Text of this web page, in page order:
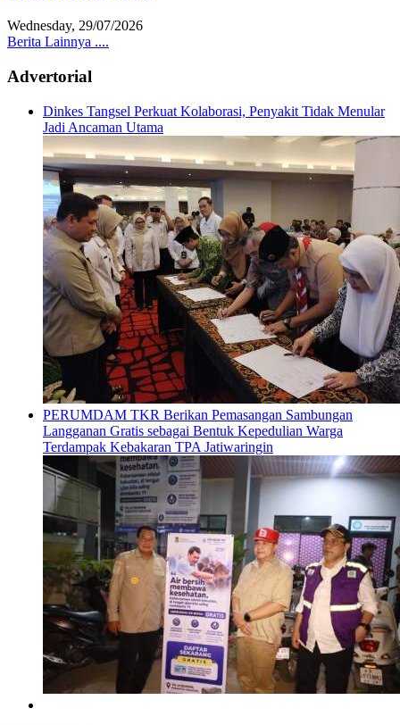
Wednesday, 29/07/2026
Berita Lainnya ....
Advertorial
Dinkes Tangsel Perkuat Kolaborasi, Penyakit Tidak Menular
Jadi Ancaman Utama
PERUMDAM TKR Berikan Pemasangan Sambungan
Langganan Gratis sebagai Bentuk Kepedulian Warga
Terdampak Kebakaran TPA Jatiwaringin